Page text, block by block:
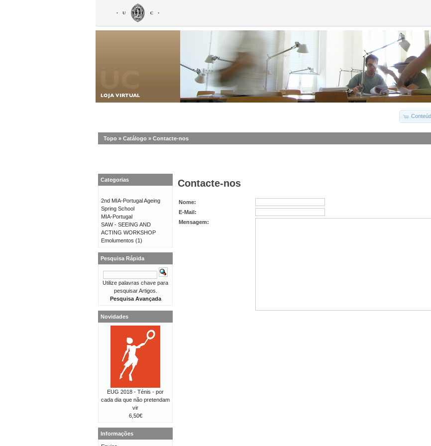
Topo » Catálogo » Contacte-nos
Contacte-nos
Nome:
E-Mail:
Mensagem:
Categorias
2nd MIA-Portugal Ageing
Spring School
MIA-Portugal
SAW - SEEING AND
ACTING WORKSHOP
Emolumentos (1)
Pesquisa Rápida
Utilize palavras chave para
pesquisar Artigos.
Pesquisa Avançada
Novidades
EUG 2018 - Ténis - por
cada dia que não pretendam
vir
6,50€
Informações